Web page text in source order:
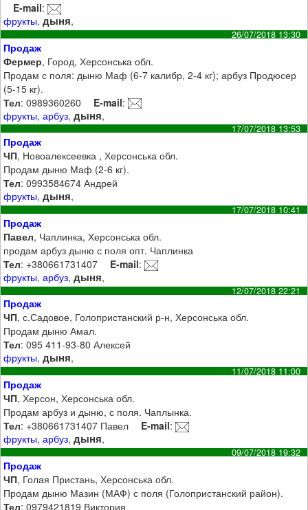
E-mail:
фрукты,дыня,
26/07/2018 13:30
Продаж
Фермер, Город, Херсонська обл.
Продам с поля: дыню Маф (6-7 калибр, 2-4 кг); арбуз Продюсер
(5-15 кг).
Тел: 0989360260 E-mail:
фрукты,арбуз,дыня,
17/07/2018 13:53
Продаж
ЧП, Новоалексеевка , Херсонська обл.
Продам дыню Маф (2-6 кг).
Тел: 0993584674 Андрей
фрукты,дыня,
17/07/2018 10:41
Продаж
Павел, Чаплинка, Херсонська обл.
продам арбуз дыню с поля опт. Чаплинка
Тел: +380661731407 E-mail:
фрукты,арбуз,дыня,
12/07/2018 22:21
Продаж
ЧП, с.Садовое, Голопристанский р-н, Херсонська обл.
Продам дыню Амал.
Тел: 095 411-93-80 Алексей
фрукты,дыня,
11/07/2018 11:00
Продаж
ЧП, Херсон, Херсонська обл.
Продам арбуз и дыню, с поля. Чаплынка.
Тел: +380661731407 Павел E-mail:
фрукты,арбуз,дыня,
09/07/2018 19:32
Продаж
ЧП, Голая Пристань, Херсонська обл.
Продам дыню Мазин (МАФ) с поля (Голопристанский район).
Тел: 0979421819 Виктория